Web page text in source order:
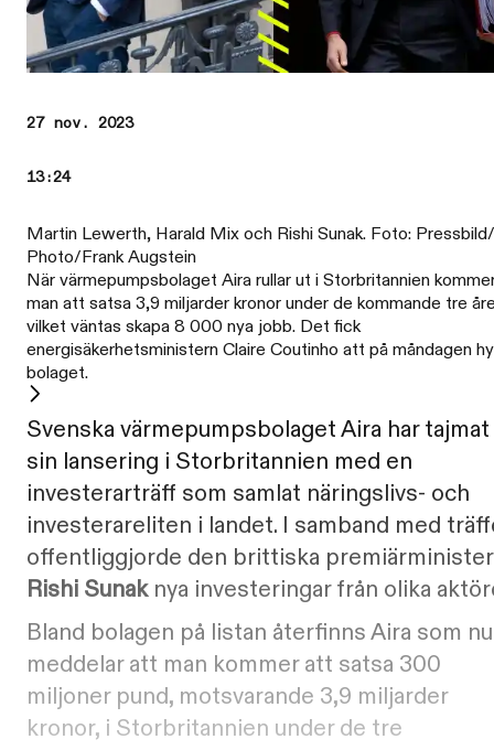
27 nov. 2023
13:24
Martin Lewerth, Harald Mix och Rishi Sunak. Foto:
Photo/Frank Augstein
När värmepumpsbolaget Aira rullar ut i Storbritannien
man att satsa 3,9 miljarder kronor under de kommande tre
vilket väntas skapa 8 000 nya jobb. Det fick
energisäkerhetsministern Claire Coutinho att på måndagen
bolaget.
Svenska värmepumpsbolaget Aira har tajmat
sin lansering i Storbritannien med en
investerarträff som samlat näringslivs- och
investerareliten i landet. I samband med
offentliggjorde den brittiska
Rishi Sunaknya investeringar från olika
Bland bolagen på listan återfinns Aira som nu
meddelar att man kommer att satsa 300
miljoner pund, motsvarande 3,9 miljarder
kronor, i Storbritannien under de tre